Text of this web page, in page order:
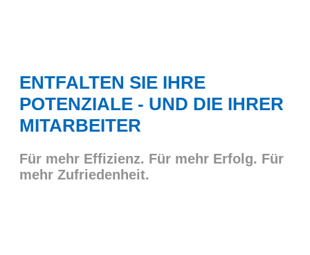
ENTFALTEN SIE IHRE
POTENZIALE - UND DIE IHRER
MITARBEITER
Für mehr Effizienz. Für mehr Erfolg. Für
mehr Zufriedenheit.